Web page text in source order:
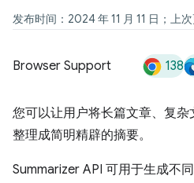
发布时间：2024 年 11 月 11 日；上
Browser Support 138
您可以让用户将长篇文章、复
整理成简明精辟的摘要。
Summarizer API 可用于生成不